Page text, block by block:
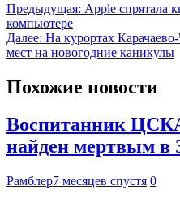
Предыдущая: Apple спрятала
компьютере
Далее: На курортах
мест на новогодние каникулы
Похожие новости
Воспитанник
найден мертвым в
Рамблер7 месяцев спустя 0